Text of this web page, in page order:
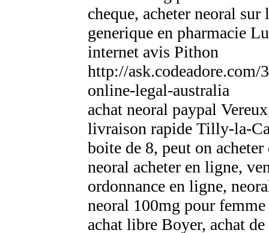
cheque, acheter neoral
generique en pharmacie
internet avis Pithon
http://
online-legal-australia
achat neoral paypal
livraison rapide Tilly-la-
boite de 8, peut on
neoral acheter en ligne,
ordonnance en ligne,
neoral 100mg pour
achat libre Boyer, achat